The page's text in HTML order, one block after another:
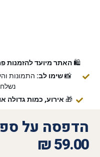
🛍️האתר מיועד להזמנות
📸שימו לב: התמונות
🎁 אירוע, כמות גדולה
הדפסה על
59.00
₪